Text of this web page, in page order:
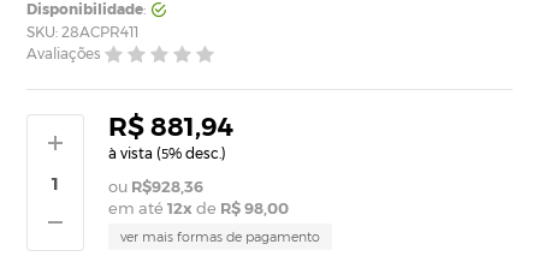
Disponibilidade:
SKU: 28ACPR411
Avaliações
R$ 881,94
à vista (5% desc.)
R$928,36
em até12x de R$ 98,00
ver mais formas de pagamento